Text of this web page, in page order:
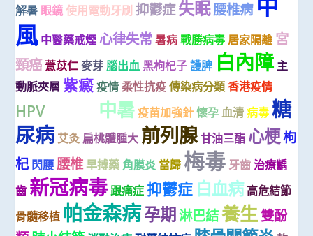
解暑 眼鏡 使用電動牙刷 抑鬱症失眠腰椎病
風 中醫藥戒煙 心律失常 暑病 戰勝病毒 居家隔離 宮
頸癌薏苡仁 麥芽 腦出血 黑枸杞子 護脾 白內障 主
動脈夾層 紫癜 疫情 柔性抗疫 傳染病分類 香港疫情
HPV 中暑 疫苗加強針 懷孕 血清 病毒 糖
尿病 艾灸 扁桃體腫大 前列腺甘油三酯 心梗枸
杞 閃腰 腰椎早搏藥 角膜炎 當歸 梅毒 牙齒 治療齲
齒 新冠病毒跟痛症 抑鬱症 白血病 高危結節
骨髓移植 帕金森病孕期淋巴結養生雙酚